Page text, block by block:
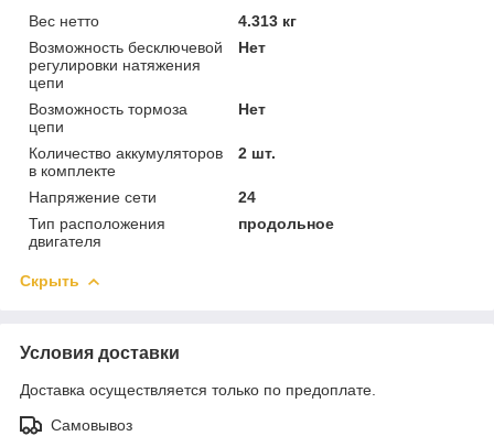
Вес нетто
4.313 кг
Возможность бесключевой
регулировки натяжения
цепи
Нет
Возможность тормоза
цепи
Нет
Количество аккумуляторов
в комплекте
2 шт.
Напряжение сети
24
Тип расположения
двигателя
продольное
Скрыть
Условия доставки
Доставка осуществляется только по предоплате.
Самовывоз